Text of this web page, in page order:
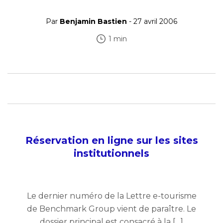
Par Benjamin Bastien - 27 avril 2006
1 min
Réservation en ligne sur les sites
institutionnels
Le dernier numéro de la Lettre e-tourisme
de Benchmark Group vient de paraître. Le